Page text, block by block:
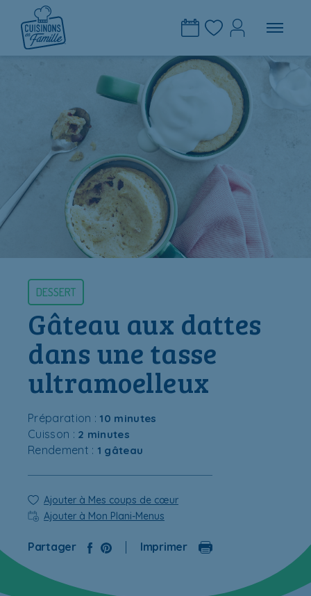
DESSERT
Gâteau aux dattes
dans une tasse
ultramoelleux
Préparation : 10 minutes
Cuisson : 2 minutes
Rendement : 1 gâteau
Ajouter à Mes coups de cœur
Ajouter à Mon Plani-Menus
Partager Imprimer